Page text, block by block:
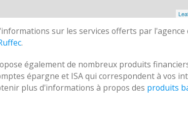
sur les services offerts par l'agence
.
également de nombreux produits
épargne et ISA qui correspondent à vos
plus d'informations à propos des produits